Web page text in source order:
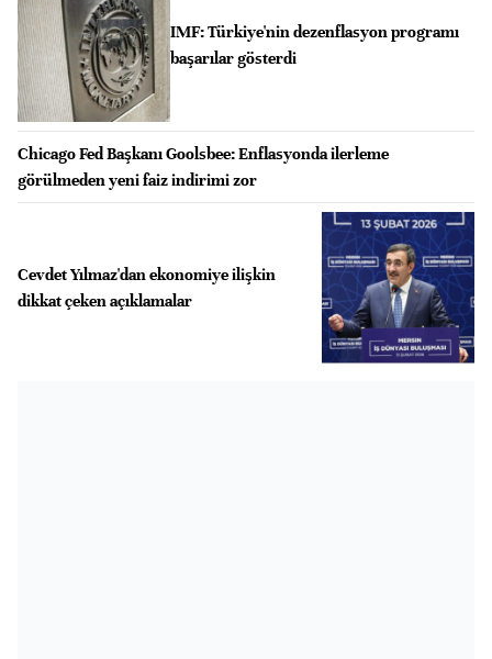
IMF: Türkiye'nin dezenflasyon programı
başarılar gösterdi
Chicago Fed Başkanı Goolsbee: Enflasyonda ilerleme
görülmeden yeni faiz indirimi zor
Cevdet Yılmaz'dan ekonomiye ilişkin
dikkat çeken açıklamalar